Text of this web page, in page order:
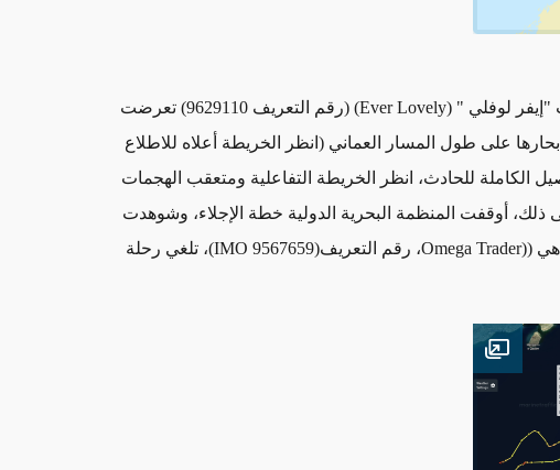
"إيفر لوفلي " (Ever Lovely)
(رقم التعريف 9629110) تعرضت
على طول المسار العماني (انظر الخريطة أعلاه للاطلاع
الكاملة للحادث، انظر الخريطة التفاعلية ومتعقب الهجمات
ذلك، أوقفت المنظمة البحرية الدولية خطة الإجلاء، وشوهدت
هي ((Omega Trader ، رقم التعريف(IMO 9567659)
، تلغي رحلة
Open image